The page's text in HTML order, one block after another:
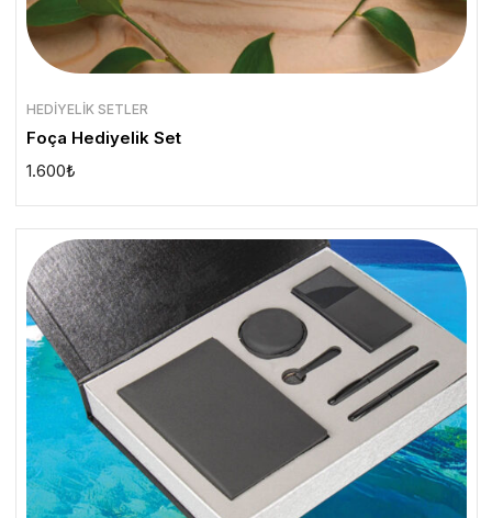
HEDIYELIK SETLER
Foça Hediyelik Set
1.600₺